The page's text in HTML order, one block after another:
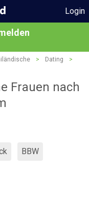
Login
> Dating
>
Frauen nach
BBW